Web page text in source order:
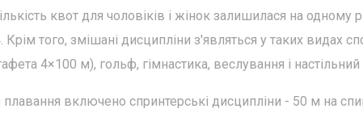
квот для чоловіків і жінок залишилася на одному
того, змішані дисципліни з'являться у таких видах
4×100 м), гольф, гімнастика, веслування і настільний
включено спринтерські дисципліни - 50 м на